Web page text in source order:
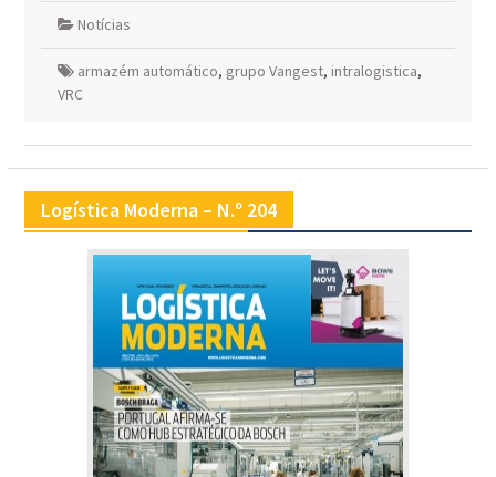
Notícias
armazém automático, grupo Vangest, intralogistica,
VRC
Logística Moderna – N.º 204